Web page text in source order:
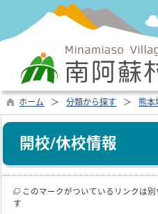
ホーム 分類から探す 熊本
開校/休校情報
このマークがついているリンクは別
す